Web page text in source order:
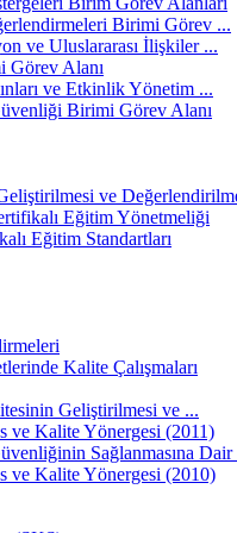
Birimi Görev ...
ve Uluslararası İlişkiler ...
Alanı
ve Etkinlik Yönetim ...
Birimi Görev Alanı
ve
Eğitim Yönetmeliği
Eğitim Standartları
Kalite Çalışmaları
Geliştirilmesi ve ...
ve Kalite Yönergesi (2011)
Sağlanmasına Dair
ve Kalite Yönergesi (2010)